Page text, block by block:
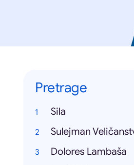
Pretrage
Sila
Sulejman
Dolores Lambaša